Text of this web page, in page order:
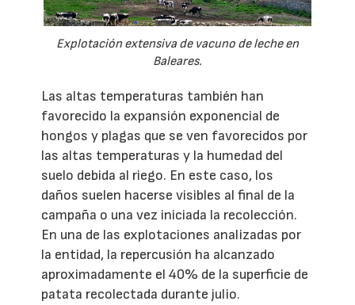
Explotación extensiva de vacuno de leche en
Baleares.
Las altas temperaturas también han
favorecido la expansión exponencial de
hongos y plagas que se ven favorecidos por
las altas temperaturas y la humedad del
suelo debida al riego. En este caso, los
daños suelen hacerse visibles al final de la
campaña o una vez iniciada la recolección.
En una de las explotaciones analizadas por
la entidad, la repercusión ha alcanzado
aproximadamente el 40% de la superficie de
patata recolectada durante julio.